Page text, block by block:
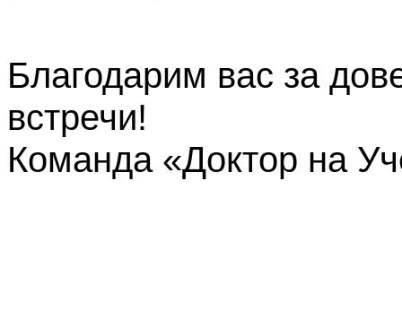
Благодарим вас за
встречи!
Команда «Доктор на